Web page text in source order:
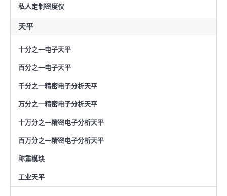
私人定制密度仪
天平
十分之一电子天平
百分之一电子天平
千分之一精密电子分析天平
万分之一精密电子分析天平
十万分之一精密电子分析天平
百万分之一精密电子分析天平
称重模块
工业天平